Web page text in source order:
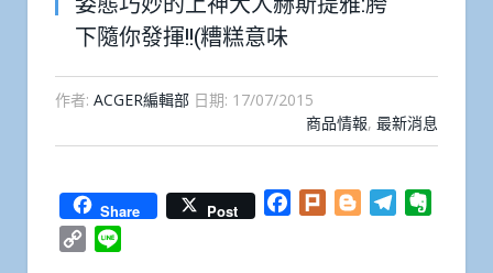
下隨你發揮!!(糟糕意味
作者: ACGER編輯部 日期: 17/07/2015
商品情報, 最新消息
Share Post Facebook
Plurk BloggerTelegram
Copy